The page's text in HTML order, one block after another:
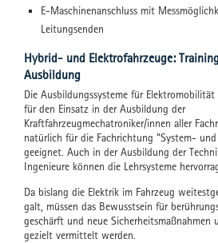
E-Maschinenanschluss mit
Leitungsenden
Hybrid- und Elektrofahrzeuge:
Ausbildung
Die Ausbildungssysteme für Elektromobilität
für den Einsatz in der Ausbildung der
Kraftfahrzeugmechatroniker/innen aller
natürlich für die Fachrichtung "System-
geeignet. Auch in der Ausbildung der
Ingenieure können die Lehrsysteme
Da bislang die Elektrik im Fahrzeug
galt, müssen das Bewusstsein für
geschärft und neue Sicherheitsmaßnahmen
gezielt vermittelt werden.